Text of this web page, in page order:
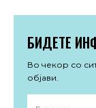
БИДЕТЕ
Во чекор со
објави.